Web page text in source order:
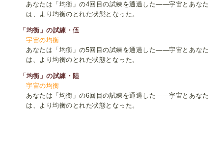
あなたは「均衡」の4回目の試練を通過した――宇宙とあなた
は、より均衡のとれた状態となった。
「均衡」の試練・伍
宇宙の均衡
あなたは「均衡」の5回目の試練を通過した――宇宙とあなた
は、より均衡のとれた状態となった。
「均衡」の試練・陸
宇宙の均衡
あなたは「均衡」の6回目の試練を通過した――宇宙とあなた
は、より均衡のとれた状態となった。